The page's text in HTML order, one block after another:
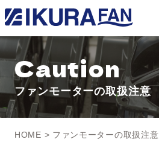
Caution
ファンモーターの取扱注意
HOME > ファンモーターの取扱注意